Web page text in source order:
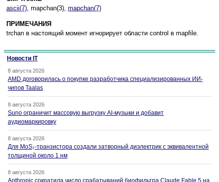
ascii(7), mapchan(3), mapchan(7)
ПРИМЕЧАНИЯ
trchan в настоящий момент игнорирует области control в mapfile.
Новости IT
8 августа 2026
AMD договорилась о покупке разработчика специализированных ИИ-
чипов Taalas
8 августа 2026
Suno ограничит массовую выгрузку AI-музыки и добавит
аудиомаркировку
8 августа 2026
Для MoS₂-транзистора создали затворный диэлектрик с эквивалентной
толщиной около 1 нм
8 августа 2026
Anthropic сократила число срабатываний биофильтра Claude Fable 5 на